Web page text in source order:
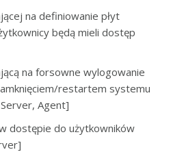
na definiowanie płyt
będą mieli dostęp
na forsowne wylogowanie
restartem systemu
Agent]
dostępie do użytkowników